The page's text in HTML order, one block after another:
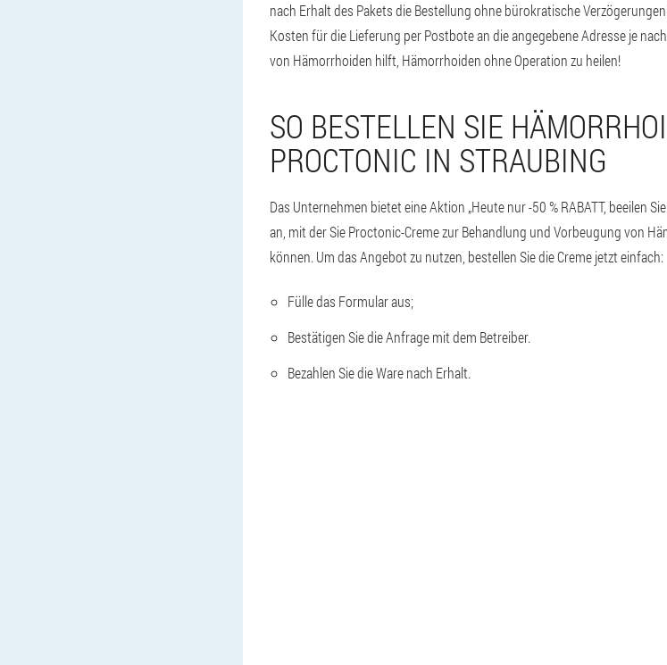
nach Erhalt des Pakets die Bestellung ohne bürokratische
Kosten für die Lieferung per Postbote an die angegebene Adresse je
von Hämorrhoiden hilft, Hämorrhoiden ohne Operation zu heilen!
SO BESTELLEN SIE
PROCTONIC IN STRAUBING
Das Unternehmen bietet eine Aktion „Heute nur -50 % RABATT, beeilen
an, mit der Sie Proctonic-Creme zur Behandlung und Vorbeugung von
können. Um das Angebot zu nutzen, bestellen Sie die Creme jetzt einfach:
Fülle das Formular aus;
Bestätigen Sie die Anfrage mit dem Betreiber.
Bezahlen Sie die Ware nach Erhalt.